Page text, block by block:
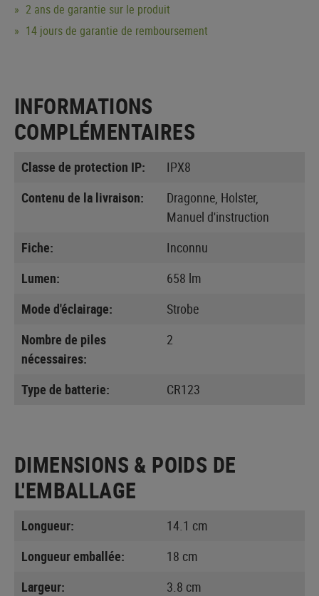
2 ans de garantie sur le produit
14 jours de garantie de remboursement
INFORMATIONS
COMPLÉMENTAIRES
Classe de protection IP:
IPX8
Contenu de la livraison:
Dragonne, Holster,
Manuel d'instruction
Fiche:
Inconnu
Lumen:
658 lm
Mode d'éclairage:
Strobe
Nombre de piles
nécessaires:
2
Type de batterie: CR123
DIMENSIONS & POIDS DE
L'EMBALLAGE
Longueur:
14.1 cm
Longueur emballée:
18 cm
Largeur:
3.8 cm